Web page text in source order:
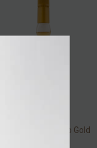
Tequila Villa Pancho Gold